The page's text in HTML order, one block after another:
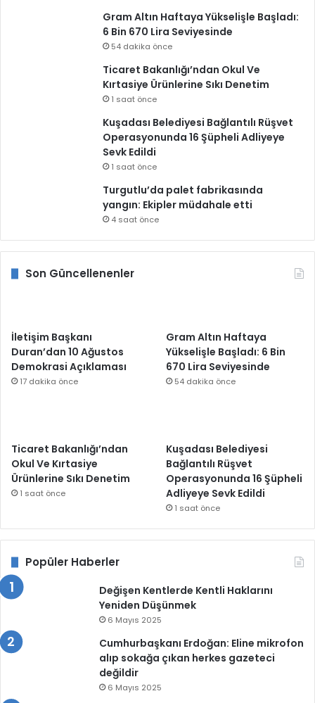
Gram Altın Haftaya Yükselişle Başladı:
6 Bin 670 Lira Seviyesinde
54 dakika önce
Ticaret Bakanlığı’ndan Okul Ve
Kırtasiye Ürünlerine Sıkı Denetim
1 saat önce
Kuşadası Belediyesi Bağlantılı Rüşvet
Operasyonunda 16 Şüpheli Adliyeye
Sevk Edildi
1 saat önce
Turgutlu’da palet fabrikasında
yangın: Ekipler müdahale etti
4 saat önce
Son Güncellenenler
İletişim Başkanı
Duran’dan 10 Ağustos
Demokrasi Açıklaması
17 dakika önce
Gram Altın Haftaya
Yükselişle Başladı: 6 Bin
670 Lira Seviyesinde
54 dakika önce
Ticaret Bakanlığı’ndan
Okul Ve Kırtasiye
Ürünlerine Sıkı Denetim
1 saat önce
Kuşadası Belediyesi
Bağlantılı Rüşvet
Operasyonunda 16 Şüpheli
Adliyeye Sevk Edildi
1 saat önce
Popüler Haberler
Değişen Kentlerde Kentli Haklarını
Yeniden Düşünmek
6 Mayıs 2025
Cumhurbaşkanı Erdoğan: Eline mikrofon
alıp sokağa çıkan herkes gazeteci
değildir
6 Mayıs 2025